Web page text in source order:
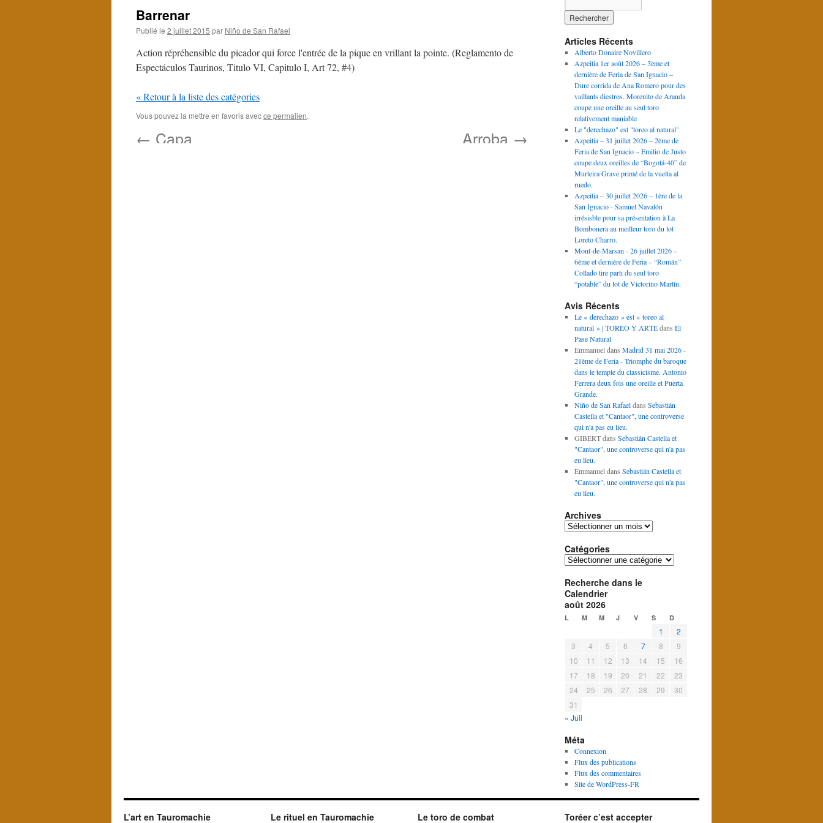
Barrenar
Publié le 2 juillet 2015 par Niño de San Rafael
Action répréhensible du picador qui force l'entrée de la pique en vrillant la pointe. (Reglamento de
Espectáculos Taurinos, Titulo VI, Capitulo I, Art 72, #4)
« Retour à la liste des catégories
Vous pouvez la mettre en favoris avecce permalien.
← Capa Arroba →
Articles Récents
Alberto Donaire Novillero
Azpeitia 1er août 2026 – 3ème et
dernière de Feria de San Ignacio –
Dure corrida de Ana Romero pour des
vaillants diestros. Morenito de Aranda
coupe une oreille au seul toro
relativement maniable
Le "derechazo" est "toreo al natural"
Azpeitia – 31 juillet 2026 – 2ème de
Feria de San Ignacio – Emilio de Justo
coupe deux oreilles de “Bogotá-40” de
Murteira Grave primé de la vuelta al
ruedo.
Azpeitia – 30 juillet 2026 – 1ère de la
San Ignacio - Samuel Navalón
irrésisble pour sa présentation à La
Bombonera au meilleur toro du lot
Loreto Charro.
Mont-de-Marsan - 26 juillet 2026 –
6ème et dernière de Feria – “Román”
Collado tire parti du seul toro
“potable” du lot de Victorino Martín.
Avis Récents
Le « derechazo » est « toreo al
natural » | TOREO Y ARTEdans El
Pase Natural
Emmanueldans Madrid 31 mai 2026 -
21ème de Feria - Triomphe du baroque
dans le temple du classicisme. Antonio
Ferrera deux fois une oreille et Puerta
Grande.
Niño de San Rafaeldans Sebastián
Castella et "Cantaor", une controverse
qui n'a pas eu lieu.
GIBERTdans Sebastián Castella et
"Cantaor", une controverse qui n'a pas
eu lieu.
Emmanueldans Sebastián Castella et
"Cantaor", une controverse qui n'a pas
eu lieu.
Archives
Archives
Catégories
Catégories
Recherche dans le
Calendrier
août 2026
L M M J V S D
1
2
3
4 5 6 7 8
9
10
11 12 13 14 15
16
17
18 19 20 21 22
23
24
25 26 27 28 29
30
31
« Juil
Méta
Connexion
Flux des publications
Flux des commentaires
Site de WordPress-FR
L’art en Tauromachie Le rituel en Tauromachie Le toro de combat
Toréer c’est accepter